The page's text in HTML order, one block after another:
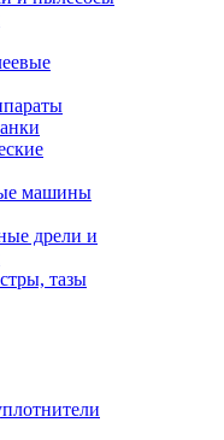
машины
дрели и
тазы